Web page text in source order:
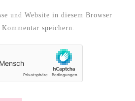
und Website in diesem Browser
speichern.